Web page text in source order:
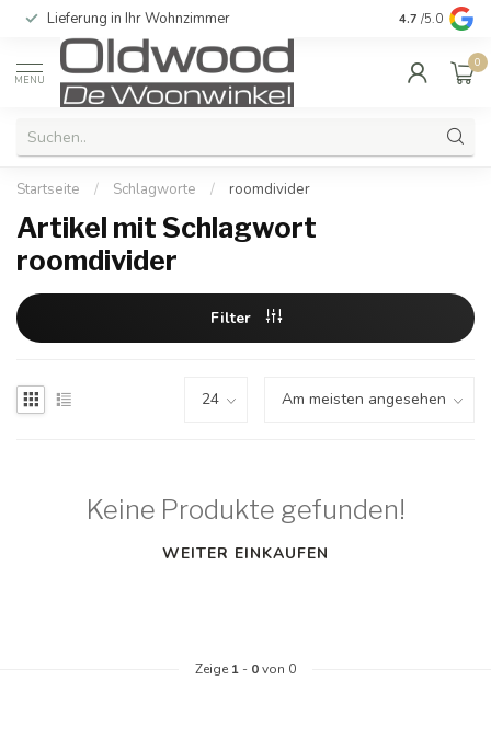
Lieferung in Ihr Wohnzimmer Qualität und
4.7 /5.0
MENU
0
Startseite / Schlagworte / roomdivider
Artikel mit Schlagwort
roomdivider
Filter
Keine Produkte gefunden!
WEITER EINKAUFEN
Zeige 1 - 0von 0